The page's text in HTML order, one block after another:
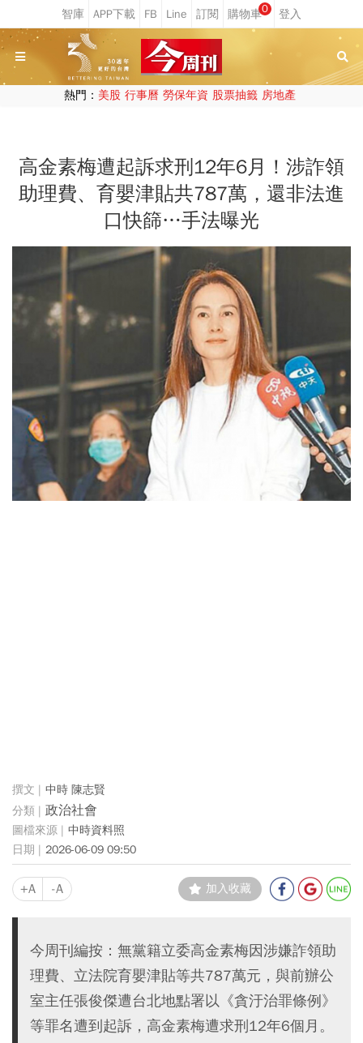
0
熱門： 美股 行事曆 勞保年資 股票抽籤 房地產
高金素梅遭起訴求刑12年6月！涉詐領
助理費、育嬰津貼共787萬，還非法進
口快篩…手法曝光
中時 陳志賢
政治社會
中時資料照
2026-06-09 09:50
+A -A 加入收藏
今周刊編按：無黨籍立委高金素梅因涉嫌詐領助
理費、立法院育嬰津貼等共787萬元，與前辦公
室主任張俊傑遭台北地點署以《貪汙治罪條例》
等罪名遭到起訴，高金素梅遭求刑12年6個月。